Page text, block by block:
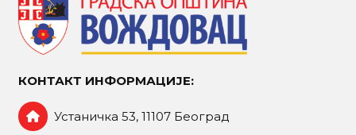
КОНТАКТ ИНФОРМАЦИЈЕ:
Устаничка 53, 11107 Београд